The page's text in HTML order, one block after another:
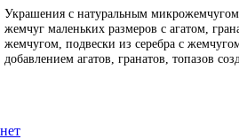
Украшения с натуральным
жемчуг маленьких размеров с агатом,
жемчугом, подвески из серебра с
добавлением агатов, гранатов, топазов